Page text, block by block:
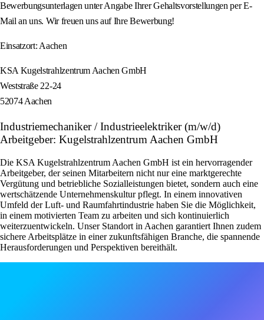
Bewerbungsunterlagen unter Angabe Ihrer Gehaltsvorstellungen per E-
Mail an uns. Wir freuen uns auf Ihre Bewerbung!
Einsatzort: Aachen
KSA Kugelstrahlzentrum Aachen GmbH
Weststraße 22-24
52074 Aachen
Industriemechaniker / Industrieelektriker (m/w/d)
Arbeitgeber: Kugelstrahlzentrum Aachen GmbH
Die KSA Kugelstrahlzentrum Aachen GmbH ist ein hervorragender
Arbeitgeber, der seinen Mitarbeitern nicht nur eine marktgerechte
Vergütung und betriebliche Sozialleistungen bietet, sondern auch eine
wertschätzende Unternehmenskultur pflegt. In einem innovativen
Umfeld der Luft- und Raumfahrtindustrie haben Sie die Möglichkeit,
in einem motivierten Team zu arbeiten und sich kontinuierlich
weiterzuentwickeln. Unser Standort in Aachen garantiert Ihnen zudem
sichere Arbeitsplätze in einer zukunftsfähigen Branche, die spannende
Herausforderungen und Perspektiven bereithält.